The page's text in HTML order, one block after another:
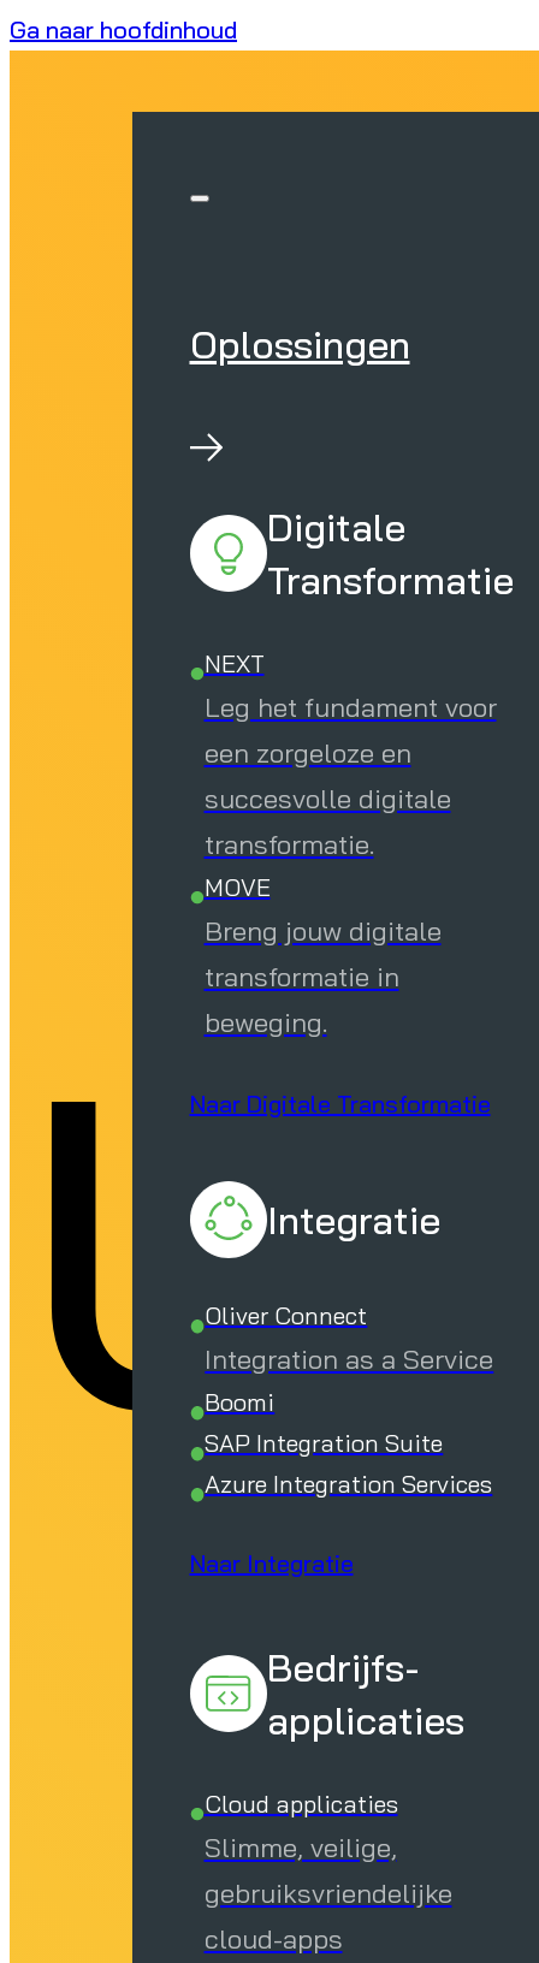
Ga naar hoofdinhoud
Oplossingen
Digitale
Transformatie
NEXT
Leg het fundament voor
een zorgeloze en
succesvolle digitale
transformatie.
MOVE
Breng jouw digitale
transformatie in
beweging.
Naar Digitale Transformatie
Integratie
Oliver Connect
Integration as a Service
Boomi
SAP Integration Suite
Azure Integration Services
Naar Integratie
Bedrijfs-
applicaties
Cloud applicaties
Slimme, veilige,
gebruiksvriendelijke
cloud-apps